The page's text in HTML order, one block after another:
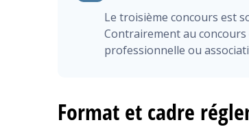
Le troisième concours est
Contrairement au concours
professionnelle ou
Format et cadre